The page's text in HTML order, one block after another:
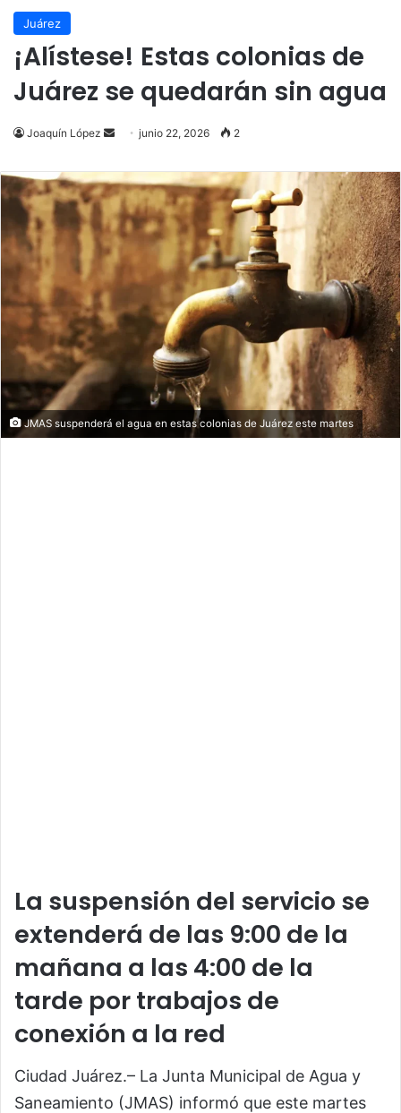
Juárez
¡Alístese! Estas colonias de
Juárez se quedarán sin agua
Joaquín López
Send
email
junio 22, 2026 2
JMAS suspenderá el agua en estas colonias de Juárez este martes
La suspensión del servicio se
extenderá de las 9:00 de la
mañana a las 4:00 de la
tarde por trabajos de
conexión a la red
Ciudad Juárez.– La Junta Municipal de Agua y
Saneamiento (JMAS) informó que este martes